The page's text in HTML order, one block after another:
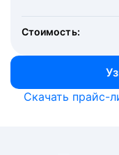
Стоимость:
Скачать прайс-